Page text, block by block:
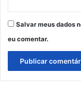
Salvar meus dados
eu comentar.